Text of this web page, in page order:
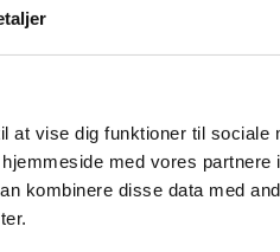
at vise dig funktioner til sociale
med vores partnere
kombinere disse data med